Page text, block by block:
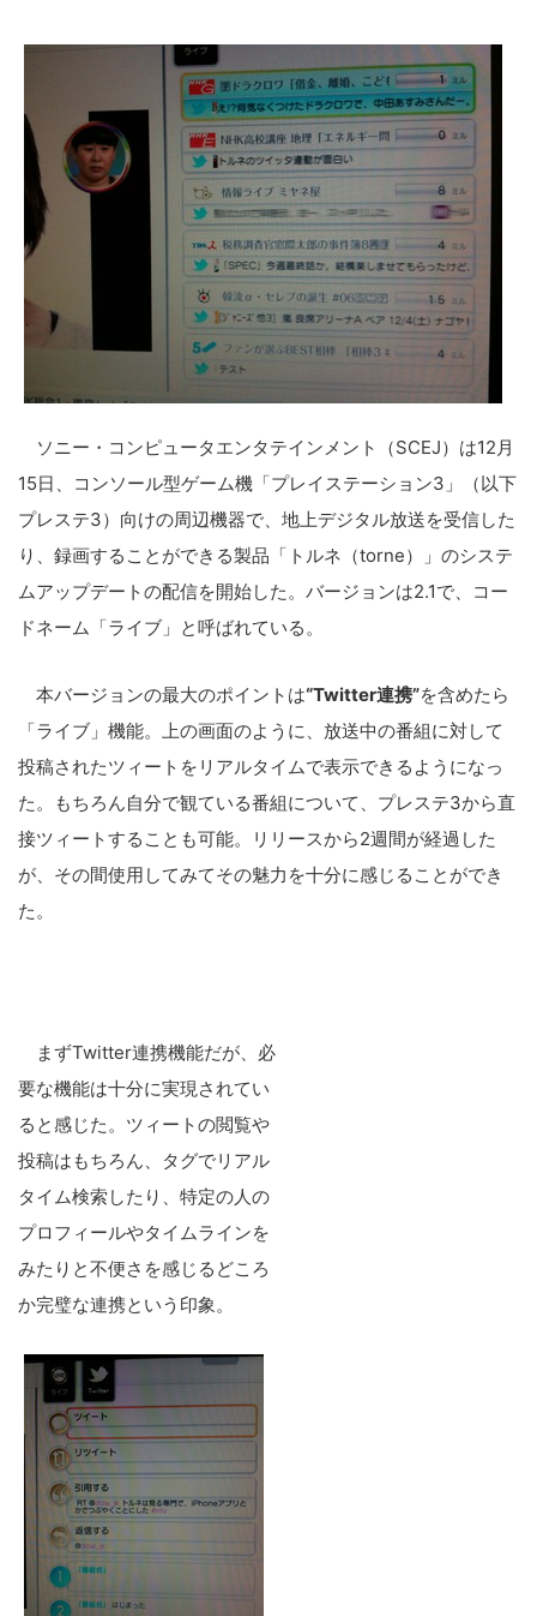
ソニー・コンピュータエンタテインメント（SCEJ）は12月
15日、コンソール型ゲーム機「プレイステーション3」（以下
プレステ3）向けの周辺機器で、地上デジタル放送を受信した
り、録画することができる製品「トルネ（torne）」のシステ
ムアップデートの配信を開始した。バージョンは2.1で、コー
ドネーム「ライブ」と呼ばれている。
本バージョンの最大のポイントは“Twitter連携”を含めたら
「ライブ」機能。上の画面のように、放送中の番組に対して
投稿されたツィートをリアルタイムで表示できるようになっ
た。もちろん自分で観ている番組について、プレステ3から直
接ツィートすることも可能。リリースから2週間が経過した
が、その間使用してみてその魅力を十分に感じることができ
た。
まずTwitter連携機能だが、必
要な機能は十分に実現されてい
ると感じた。ツィートの閲覧や
投稿はもちろん、タグでリアル
タイム検索したり、特定の人の
プロフィールやタイムラインを
みたりと不便さを感じるどころ
か完璧な連携という印象。
Block Data Bank